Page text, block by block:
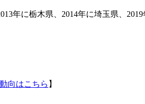
年に栃木県、2014年に埼玉県、
向はこちら 】